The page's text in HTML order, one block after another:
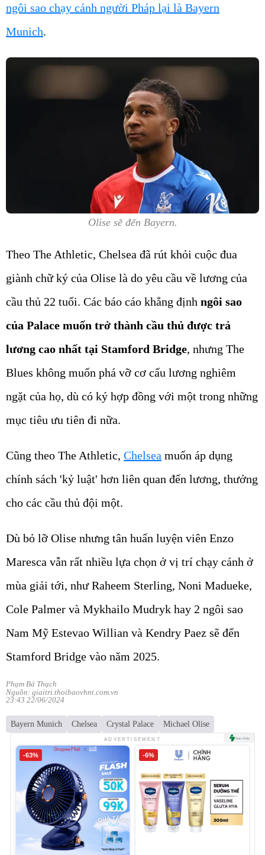
ngôi sao chạy cánh người Pháp lại là Bayern
Munich.
Olise sẽ đến Bayern.
Theo The Athletic, Chelsea đã rút khỏi cuộc đua
giành chữ ký của Olise là do yêu cầu về lương của
cầu thủ 22 tuổi. Các báo cáo khẳng định ngôi sao
của Palace muốn trở thành cầu thủ được trả
lương cao nhất tại Stamford Bridge, nhưng The
Blues không muốn phá vỡ cơ cấu lương nghiêm
ngặt của họ, dù có ký hợp đồng với một trong những
mục tiêu ưu tiên đi nữa.
Cũng theo The Athletic, Chelsea muốn áp dụng
chính sách 'kỷ luật' hơn liên quan đến lương, thưởng
cho các cầu thủ đội một.
Dù bỏ lỡ Olise nhưng tân huấn luyện viên Enzo
Maresca vẫn rất nhiều lựa chọn ở vị trí chạy cánh ở
mùa giải tới, như Raheem Sterling, Noni Madueke,
Cole Palmer và Mykhailo Mudryk hay 2 ngôi sao
Nam Mỹ Estevao Willian và Kendry Paez sẽ đến
Stamford Bridge vào năm 2025.
Phạm Bá Thạch
Nguồn: giaitri.thoibaovhnt.com.vn
23:43 22/06/2024
Bayern Munich Chelsea Crystal Palace Michael Olise
ADVERTISEMENT
-63% -6%